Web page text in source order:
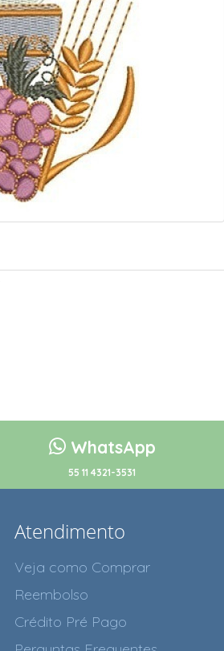
WhatsApp
55 11 4321-3531
Atendimento
Veja como Comprar
Reembolso
Crédito Pré Pago